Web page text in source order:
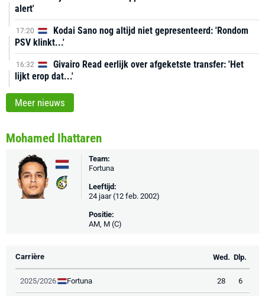
alert'
17:20
Kodai Sano nog altijd niet gepresenteerd: 'Rondom
PSV klinkt...'
16:32
Givairo Read eerlijk over afgeketste transfer: 'Het
lijkt erop dat...'
Meer nieuws
Mohamed Ihattaren
Team:
Fortuna
Leeftijd:
24 jaar (12 feb. 2002)
Positie:
AM, M (C)
Carrière Wed. Dlp.
2025/2026 Fortuna 28 6